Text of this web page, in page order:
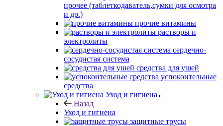
прочее (таблеткодаватель,сумки для осмотра
и др.)
прочие витамины
растворы и
электролиты
сердечно-
сосудистая система
средства для ушей
успокоительные
средства
Уход и гигиена
Назад
Уход и гигиена
защитные трусы